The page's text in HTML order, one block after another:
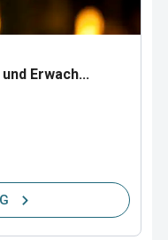
Erwach...